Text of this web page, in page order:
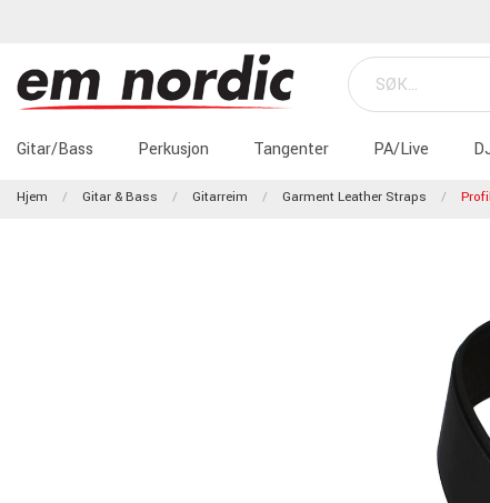
Gitar/Bass Perkusjon Tangenter PA/Live
Hjem Gitar & Bass Gitarreim Garment Leather Straps